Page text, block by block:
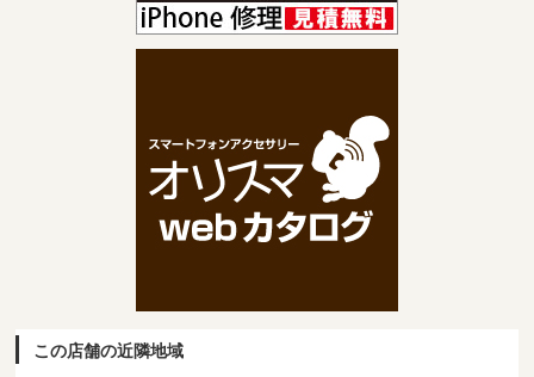
この店舗の近隣地域